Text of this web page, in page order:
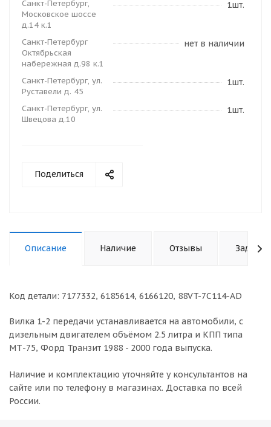
Санкт-Петербург,
Московское шоссе
д.14 к.1
1шт.
Санкт-Петербург
Октябрьская
набережная д.98 к.1
нет в наличии
Санкт-Петербург, ул.
Руставели д. 45
1шт.
Санкт-Петербург, ул.
Швецова д.10
1шт.
Поделиться
Описание Наличие Отзывы Задать
Код детали: 7177332, 6185614, 6166120, 88VT-7C114-AD
Вилка 1-2 передачи устанавливается на автомобили, с
дизельным двигателем объёмом 2.5 литра и КПП типа
МТ-75, Форд Транзит 1988 - 2000 года выпуска.
Наличие и комплектацию уточняйте у консультантов на
сайте или по телефону в магазинах. Доставка по всей
России.